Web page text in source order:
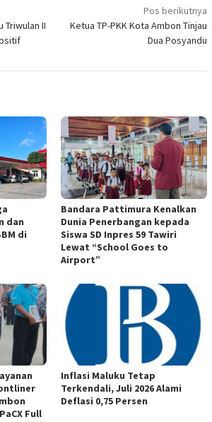
Triwulan II
Pos berikutnya
Ketua TP-PKK Kota Ambon Tinjau
Dua Posyandu
dan
di
Bandara Pattimura Kenalkan
Dunia Penerbangan kepada
Siswa SD Inpres 59 Tawiri
Lewat “School Goes to
Airport”
Full
Inflasi Maluku Tetap
Terkendali, Juli 2026 Alami
Deflasi 0,75 Persen